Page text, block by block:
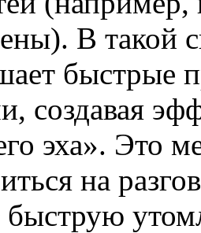
В такой
быстрые
создавая
эха». Это
на
быструю